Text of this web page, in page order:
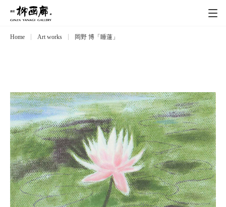
Exhibitions
Artists 作家
Art works 作品一覧
Catalog カタログ
Schedule スケジュール
Home Art works 岡野 博「睡蓮」